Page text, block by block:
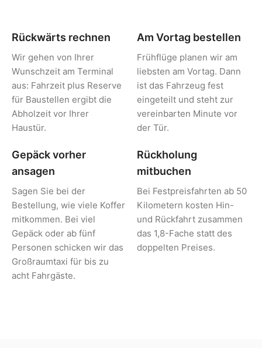
Rückwärts rechnen
Wir gehen von Ihrer
Wunschzeit am Terminal
aus: Fahrzeit plus Reserve
für Baustellen ergibt die
Abholzeit vor Ihrer
Haustür.
Am Vortag bestellen
Frühflüge planen wir am
liebsten am Vortag. Dann
ist das Fahrzeug fest
eingeteilt und steht zur
vereinbarten Minute vor
der Tür.
Gepäck vorher
ansagen
Sagen Sie bei der
Bestellung, wie viele Koffer
mitkommen. Bei viel
Gepäck oder ab fünf
Personen schicken wir das
Großraumtaxi für bis zu
acht Fahrgäste.
Rückholung
mitbuchen
Bei Festpreisfahrten ab 50
Kilometern kosten Hin-
und Rückfahrt zusammen
das 1,8-Fache statt des
doppelten Preises.